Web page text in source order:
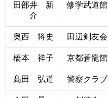
田部井 新
介
修学武道館
奥西 将史 田辺剣友会
橋本 祥子 京都蒼龍館
髙田 弘道 警察クラブ